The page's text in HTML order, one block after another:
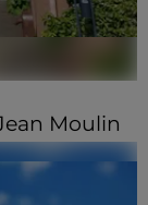
Moulin